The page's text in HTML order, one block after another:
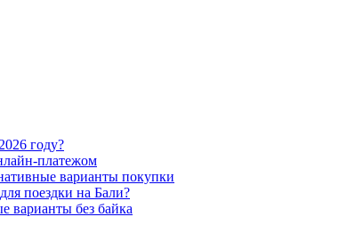
году?
платежом
варианты покупки
поездки на Бали?
варианты без байка